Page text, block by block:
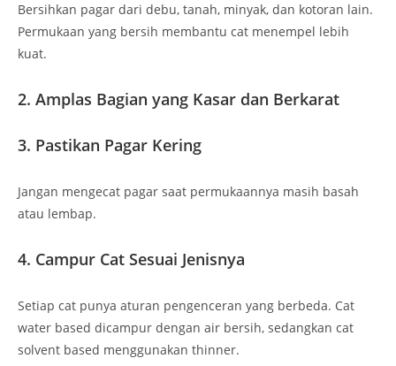
Bersihkan pagar dari debu, tanah, minyak, dan kotoran lain.
Permukaan yang bersih membantu cat menempel lebih
kuat.
2. Amplas Bagian yang Kasar dan Berkarat
3. Pastikan Pagar Kering
Jangan mengecat pagar saat permukaannya masih basah
atau lembap.
4. Campur Cat Sesuai Jenisnya
Setiap cat punya aturan pengenceran yang berbeda. Cat
water based dicampur dengan air bersih, sedangkan cat
solvent based menggunakan thinner.